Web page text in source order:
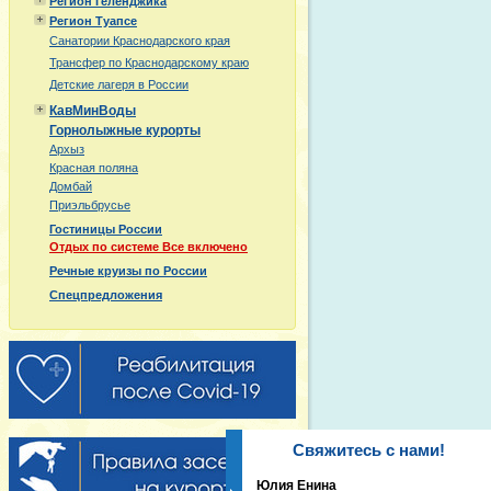
Свяжитесь с нами!
Юлия Енина
Регион Туапсе
Санатории Краснодарского края
Трансфер по Краснодарскому краю
Детские лагеря в России
КавМинВоды
Горнолыжные курорты
Архыз
Красная поляна
Домбай
Приэльбрусье
Гостиницы России
Отдых по системе Все включено
Речные круизы по России
Спецпредложения